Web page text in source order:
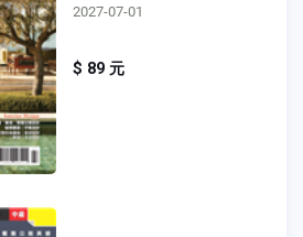
2027-07-01
$ 89 元